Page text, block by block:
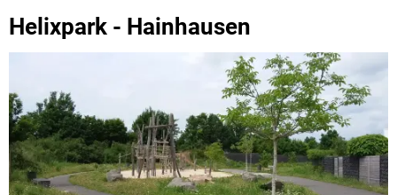
Helixpark - Hainhausen